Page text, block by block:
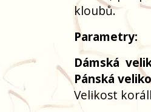
kloubů.
Parametry:
Dámská
Pánská
Velikost